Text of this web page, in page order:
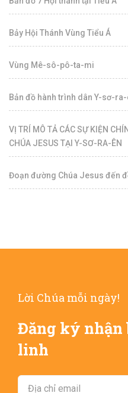
Bảy Hội Thánh Vùng Tiểu Á
Vùng Mê-sô-pô-ta-mi
Bản đồ hành trình dân Y-sơ-ra-
VỊ TRÍ MÔ TẢ CÁC SỰ KIỆN
CHÚA JESUS TẠI Y-SƠ-RA-ÊN
Đoạn đường Chúa Jesus đến
Lời Chúa mỗi ngày!
Đăng ký nhận
linh